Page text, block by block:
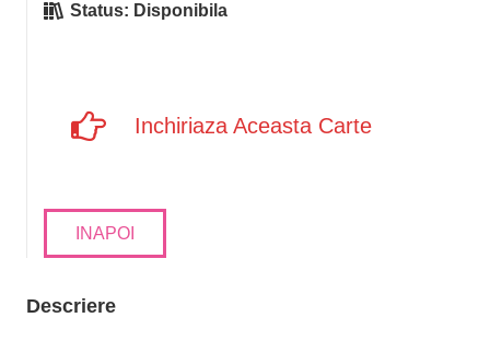
Status: Disponibila
Inchiriaza Aceasta Carte
INAPOI
Descriere